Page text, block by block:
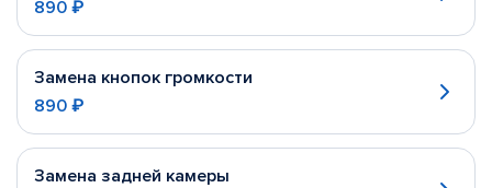
890 ₽
Замена кнопок громкости
890 ₽
Замена задней камеры